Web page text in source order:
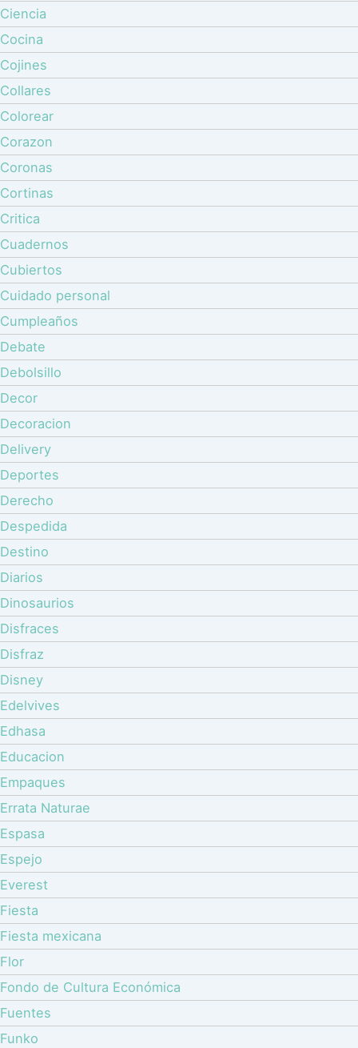
Ciencia
Cocina
Cojines
Collares
Colorear
Corazon
Coronas
Cortinas
Critica
Cuadernos
Cubiertos
Cuidado personal
Cumpleaños
Debate
Debolsillo
Decor
Decoracion
Delivery
Deportes
Derecho
Despedida
Destino
Diarios
Dinosaurios
Disfraces
Disfraz
Disney
Edelvives
Edhasa
Educacion
Empaques
Errata Naturae
Espasa
Espejo
Everest
Fiesta
Fiesta mexicana
Flor
Fondo de Cultura Económica
Fuentes
Funko